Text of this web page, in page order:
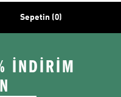
Sepetin (0)
İNDİRİM